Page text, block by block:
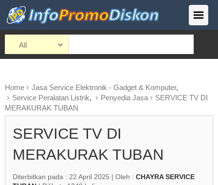
Home Jasa Service Elektronik - Gadget & Komputer,
Service Peralatan Listrik, Penyedia Jasa
SERVICE TV DI
MERAKURAK TUBAN
SERVICE TV DI
MERAKURAK TUBAN
Diterbitkan pada : 22 April 2025 | Oleh : CHAYRA SERVICE